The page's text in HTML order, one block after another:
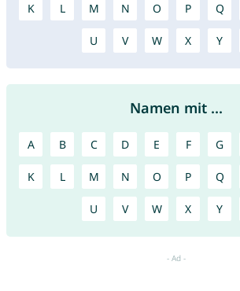
K L M N O P Q
U V W X Y
Namen mit ...
A B C D E F G
K L M N O P Q
U V W X Y